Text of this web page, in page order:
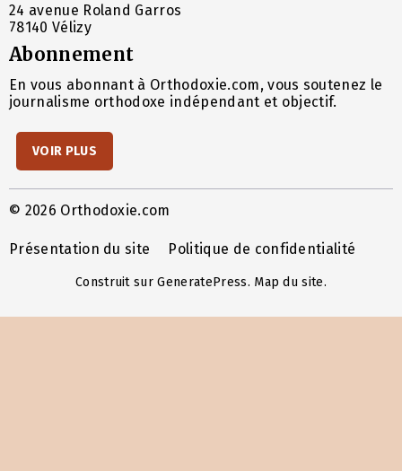
24 avenue Roland Garros
78140 Vélizy
Abonnement
En vous abonnant à Orthodoxie.com, vous soutenez le
journalisme orthodoxe indépendant et objectif.
VOIR PLUS
© 2026 Orthodoxie.com
Présentation du site Politique de confidentialité
Construit surGeneratePress. Map du site.